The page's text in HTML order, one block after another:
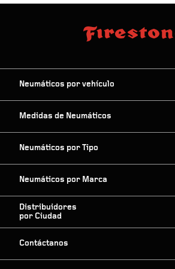
Neumáticos por vehículo
Medidas de Neumáticos
Neumáticos por Tipo
Neumáticos por Marca
Distribuidores
por Ciudad
Contáctanos